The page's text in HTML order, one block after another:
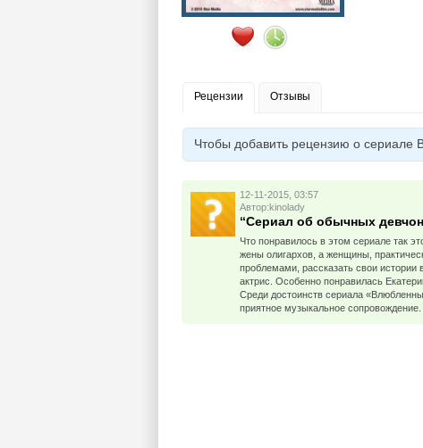
Рецензии
Чтобы добавить рецензию о
12-11-2015, 03:57
Автор:kinolady
“Сериал об обычных
Что понравилось в этом сериале так
жены олигархов, а женщины,
проблемами, рассказать свои
актрис. Особенно понравилась
Среди достоинств сериала
приятное музыкальное
Отзывы